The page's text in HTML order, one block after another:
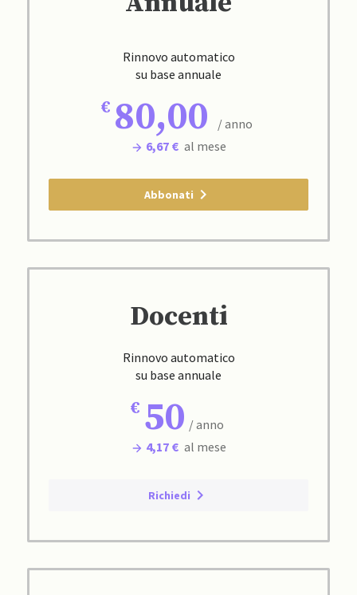
Rinnovo automatico
su base annuale
80,00
/ anno
6,67 € al mese
Abbonati
Docenti
Rinnovo automatico
su base annuale
50 / anno
4,17 € al mese
Richiedi